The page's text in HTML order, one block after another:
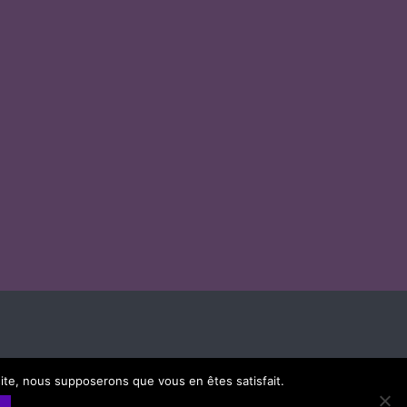
nous supposerons que vous en êtes satisfait.